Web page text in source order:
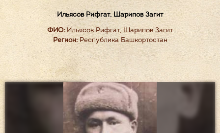
Ильясов Рифгат, Шарипов Загит
ФИО:Ильясов Рифгат, Шарипов Загит
Регион:Республика Башкортостан